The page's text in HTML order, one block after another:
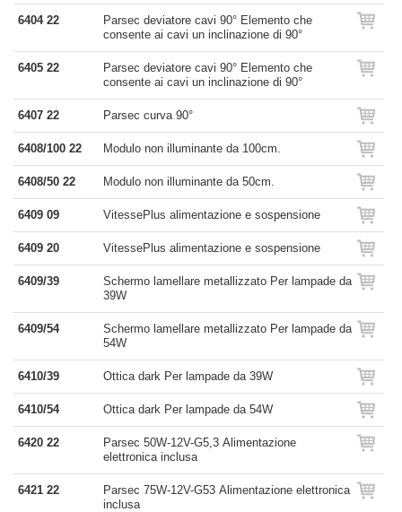
6404 22
Parsec deviatore cavi 90° Elemento che
consente ai cavi un inclinazione di 90°
6405 22
Parsec deviatore cavi 90° Elemento che
consente ai cavi un inclinazione di 90°
6407 22 Parsec curva 90°
6408/100 22 Modulo non illuminante da 100cm.
6408/50 22 Modulo non illuminante da 50cm.
6409 09 VitessePlus alimentazione e sospensione
6409 20 VitessePlus alimentazione e sospensione
6409/39
Schermo lamellare metallizzato Per lampade da
39W
6409/54
Schermo lamellare metallizzato Per lampade da
54W
6410/39 Ottica dark Per lampade da 39W
6410/54 Ottica dark Per lampade da 54W
6420 22
Parsec 50W-12V-G5,3 Alimentazione
elettronica inclusa
6421 22
Parsec 75W-12V-G53 Alimentazione elettronica
inclusa